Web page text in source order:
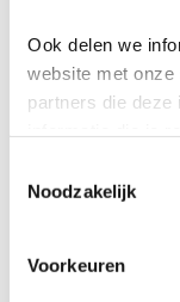
Ook delen we
website met
partners die deze
Noodzakelijk
Voorkeuren
hoofdstad van
afkomstig uit
erg bijzonder
maar